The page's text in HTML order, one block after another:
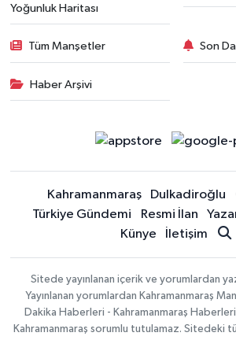
Yoğunluk Haritası
Tüm Manşetler Son
Haber Arşivi
Kahramanmaraş Dulkadiroğlu
Türkiye Gündemi
Resmi İlan
Künye
İletişim
Sitede yayınlanan içerik ve yorumlardan
Yayınlanan yorumlardan Kahramanmaraş
Dakika Haberleri - Kahramanmaraş
Kahramanmaraş sorumlu tutulamaz. Sitedeki